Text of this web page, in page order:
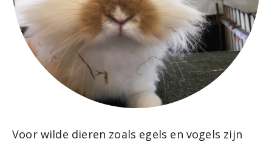
Voor wilde dieren zoals egels en vogels zijn